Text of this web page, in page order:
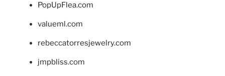
PopUpFlea.com
valueml.com
rebeccatorresjewelry.com
jmpbliss.com